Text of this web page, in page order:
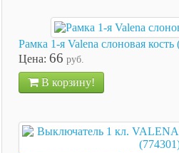
Рамка 1-я Valena слоновая кость
Цена: 66 руб.
В корзину!